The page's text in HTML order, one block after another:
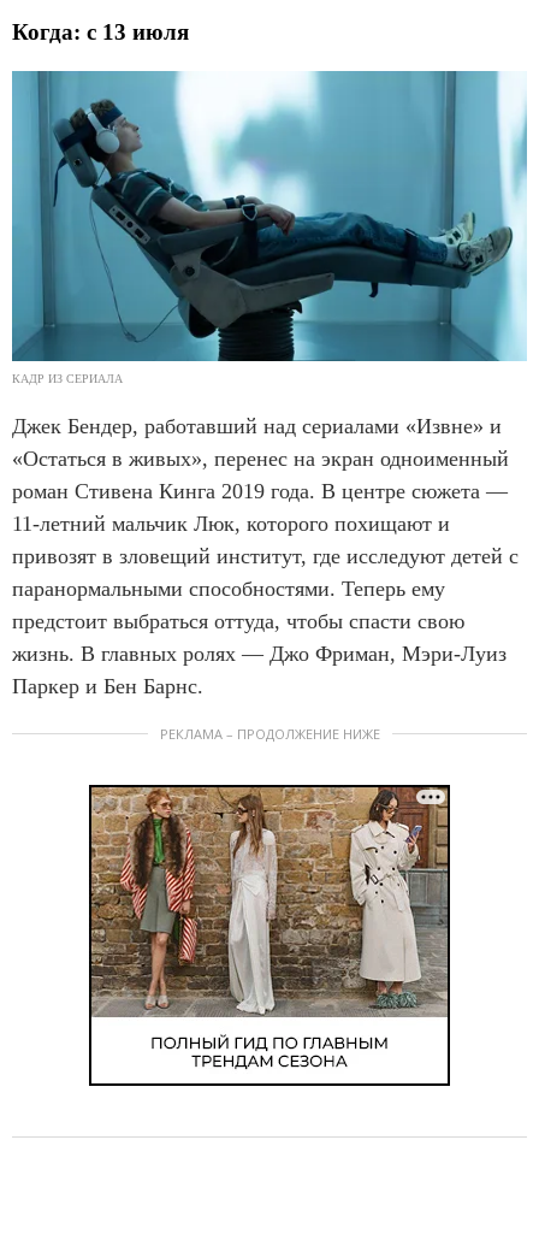
Когда: с 13 июля
КАДР ИЗ СЕРИАЛА
Джек Бендер, работавший над сериалами «Извне» и
«Остаться в живых», перенес на экран одноименный
роман Стивена Кинга 2019 года. В центре сюжета —
11-летний мальчик Люк, которого похищают и
привозят в зловещий институт, где исследуют детей с
паранормальными способностями. Теперь ему
предстоит выбраться оттуда, чтобы спасти свою
жизнь. В главных ролях — Джо Фриман, Мэри-Луиз
Паркер и Бен Барнс.
РЕКЛАМА – ПРОДОЛЖЕНИЕ НИЖЕ